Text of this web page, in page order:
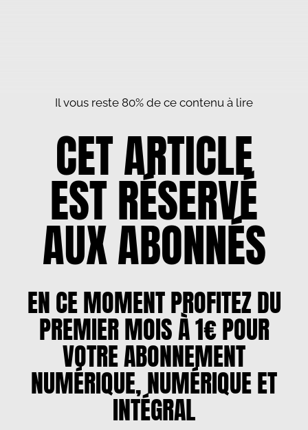
Il vous reste 80% de ce contenu à lire
CET ARTICLE
EST RÉSERVÉ
AUX ABONNÉS
EN CE MOMENT PROFITEZ DU
PREMIER MOIS À 1€ POUR
VOTRE ABONNEMENT
NUMÉRIQUE, NUMÉRIQUE ET
INTÉGRAL